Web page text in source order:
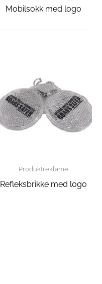
Mobilsokk med logo
Produktreklame
Refleksbrikke med logo